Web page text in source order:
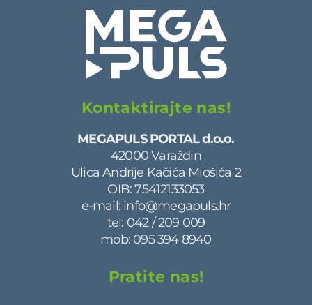
Kontaktirajte nas!
MEGAPULS PORTAL d.o.o.
42000 Varaždin
Ulica Andrije Kačića Miošića 2
OIB: 75412133053
e-mail: info@megapuls.hr
tel: 042 / 209 009
mob: 095 394 8940
Pratite nas!